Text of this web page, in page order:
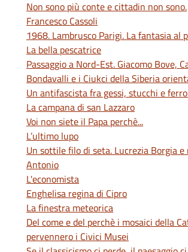
Non sono più conte e cittadin non sono.
Francesco Cassoli
1968. Lambrusco Parigi. La fantasia al
La bella pescatrice
Passaggio a Nord-Est. Giacomo Bove,
Bondavalli e i Ciukci della Siberia
Un antifascista fra gessi, stucchi e
La campana di san Lazzaro
Voi non siete il Papa perchè...
L’ultimo lupo
Un sottile filo di seta. Lucrezia Borgia
Antonio
L'economista
Enghelisa regina di Cipro
La finestra meteorica
Del come e del perchè i mosaici della
pervennero i Civici Musei